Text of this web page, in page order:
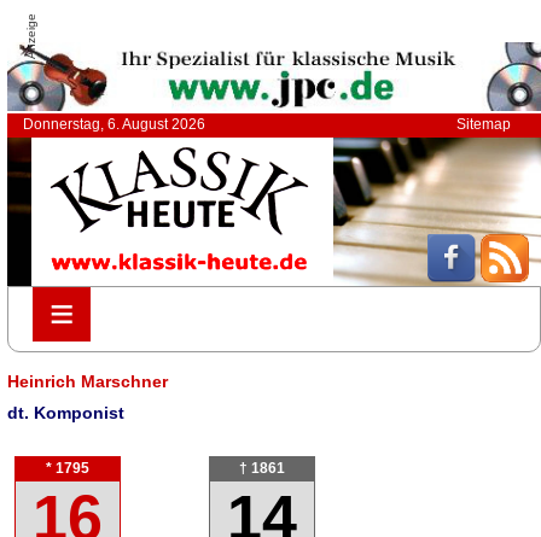
Anzeige
Donnerstag, 6. August 2026 Sitemap
≡
≡
Heinrich Marschner
dt. Komponist
* 1795
16
† 1861
14